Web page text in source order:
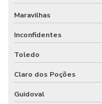
Maravilhas
Inconfidentes
Toledo
Claro dos Poções
Guidoval